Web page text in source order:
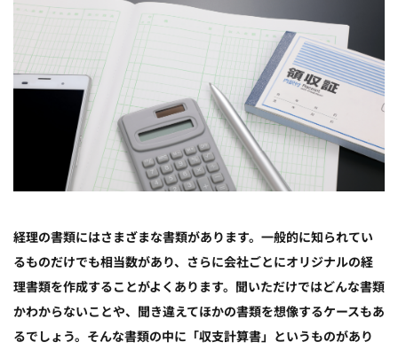
経理の書類にはさまざまな書類があります。一般的に知られてい
るものだけでも相当数があり、さらに会社ごとにオリジナルの経
理書類を作成することがよくあります。聞いただけではどんな書類
かわからないことや、聞き違えてほかの書類を想像するケースもあ
るでしょう。そんな書類の中に「収支計算書」というものがあり